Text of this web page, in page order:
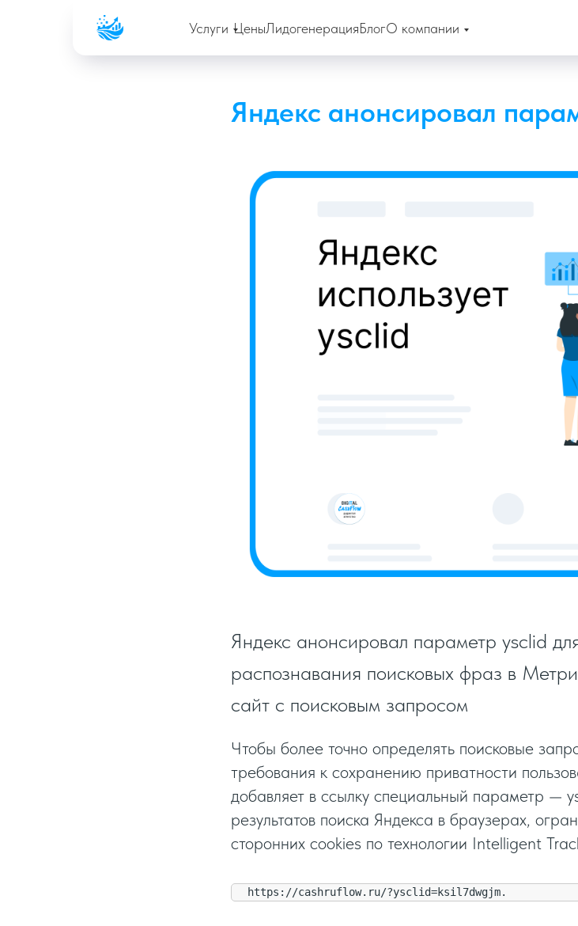
Услуги ЦеныЛидогенерацияБлогО компании
Яндекс анонсировал
Яндекс анонсировал параметр ysclid
распознавания поисковых фраз в
сайт с поисковым запросом
Чтобы более точно определять поисковые
требования к сохранению приватности
добавляет в ссылку специальный параметр —
результатов поиска Яндекса в браузерах,
сторонних cookies по технологии Intelligent
https://cashruflow.ru/?ysclid=ksil7dwgjm.